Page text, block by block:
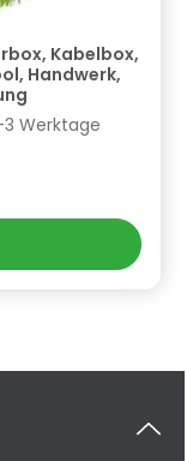
Kabelbox,
Handwerk,
Werktage